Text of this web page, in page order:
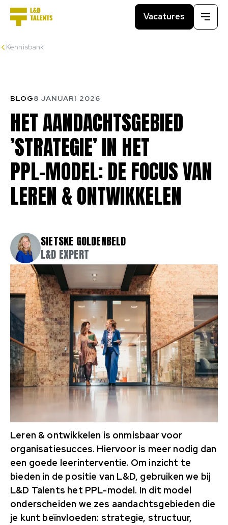
Vacatures
Menu
Kennisbank
HETAANDACHTSGEBIED
’STRATEGIE’IN HET
PPL-MODEL:DE FOCUSVAN
LEREN&ONTWIKKELEN
BLOG8 JANUARI 2026
SIETSKE GOLDENBELD
L&D EXPERT
Leren & ontwikkelen is onmisbaar voor
organisatiesucces. Hiervoor is meer nodig dan
een goede leerinterventie. Om inzicht te
bieden in de positie van L&D, gebruiken we bij
L&D Talents het PPL-model. In dit model
onderscheiden we zes aandachtsgebieden die
je kunt beïnvloeden: strategie, structuur,